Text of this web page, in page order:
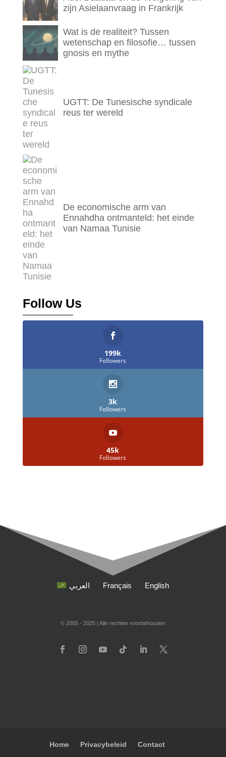
zijn Asielaanvraag in Frankrijk
Wat is de realiteit? Tussen
wetenschap en filosofie… tussen
gnosis en mythe
UGTT: De Tunesische syndicale
reus ter wereld
De economische arm van
Ennahdha ontmanteld: het einde
van Namaa Tunisie
Follow Us
199k
Followers
3k
Followers
45k
Followers
العربي Français English
© 2005 - 2025 | Alle rechten voorbehouden
Home Privacybeleid Contact